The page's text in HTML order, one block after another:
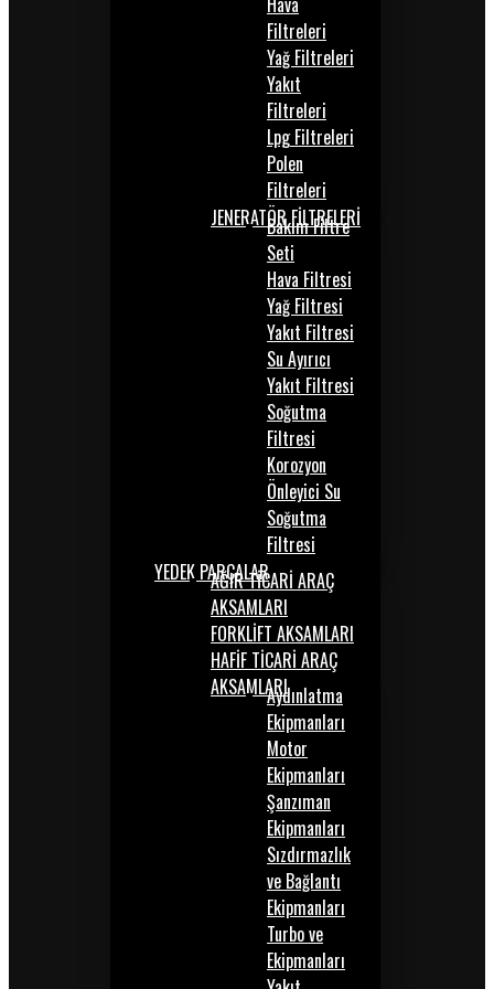
Filtreleri
Yağ Filtreleri
Yakıt
Filtreleri
Lpg Filtreleri
Polen
Filtreleri
JENERATÖR FİLTRELERİ
Bakım Filtre
Seti
Hava Filtresi
Yağ Filtresi
Yakıt Filtresi
Su Ayırıcı
Yakıt Filtresi
Soğutma
Filtresi
Korozyon
Önleyici Su
Soğutma
Filtresi
YEDEK PARÇALARAĞIR TİCARİ ARAÇ
AKSAMLARI
FORKLİFT AKSAMLARI
HAFİF TİCARİ ARAÇ
AKSAMLARIAydınlatma
Ekipmanları
Motor
Ekipmanları
Şanzıman
Ekipmanları
Sızdırmazlık
ve Bağlantı
Ekipmanları
Turbo ve
Ekipmanları